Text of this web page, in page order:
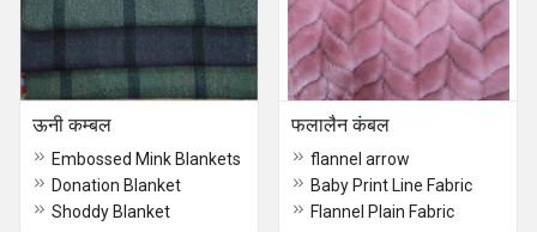
ऊनी कम्बल
Embossed Mink Blankets
Donation Blanket
Shoddy Blanket
फलालैन कंबल
flannel arrow
Baby Print Line Fabric
Flannel Plain Fabric